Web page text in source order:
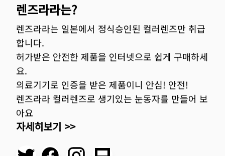
렌즈라라는?
렌즈라라는 일본에서 정식승인된 컬러렌즈만 취급
합니다.
허가받은 안전한 제품을 인터넷으로 쉽게 구매하세
요.
의료기기로 인증을 받은 제품이니 안심! 안전!
렌즈라라 컬러렌즈로 생기있는 눈동자를 만들어 보
아요
자세히보기 >>